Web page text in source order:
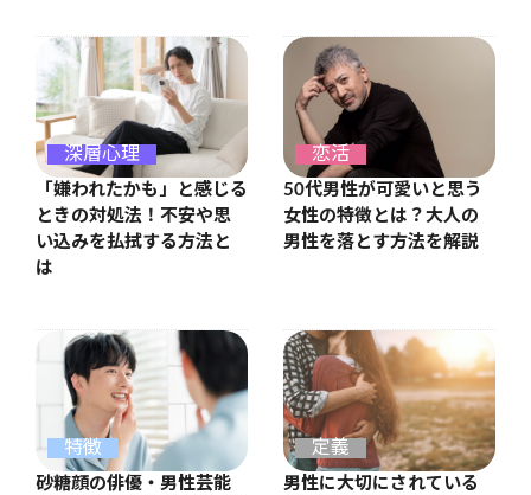
深層心理
「嫌われたかも」と感じる
ときの対処法！不安や思
い込みを払拭する方法と
は
恋活
50代男性が可愛いと思う
女性の特徴とは？大人の
男性を落とす方法を解説
特徴
砂糖顔の俳優・男性芸能
定義
男性に大切にされている